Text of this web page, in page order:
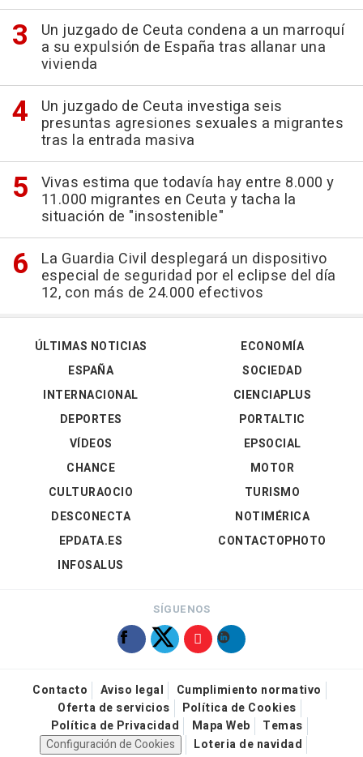
Un juzgado de Ceuta condena a un marroquí
a su expulsión de España tras allanar una
vivienda
Un juzgado de Ceuta investiga seis
presuntas agresiones sexuales a migrantes
tras la entrada masiva
Vivas estima que todavía hay entre 8.000 y
11.000 migrantes en Ceuta y tacha la
situación de "insostenible"
La Guardia Civil desplegará un dispositivo
especial de seguridad por el eclipse del día
12, con más de 24.000 efectivos
ÚLTIMAS NOTICIAS
ESPAÑA
INTERNACIONAL
DEPORTES
VÍDEOS
ECONOMÍA
SOCIEDAD
CIENCIAPLUS
PORTALTIC
EPSOCIAL
CHANCE
CULTURAOCIO
DESCONECTA
EPDATA.ES
INFOSALUS
MOTOR
TURISMO
NOTIMÉRICA
CONTACTOPHOTO
SÍGUENOS
Contacto Aviso legal
Cumplimiento normativo
Oferta de servicios
Política de Cookies
Política de Privacidad
Mapa Web
Temas
Configuración de Cookies
Loteria de navidad